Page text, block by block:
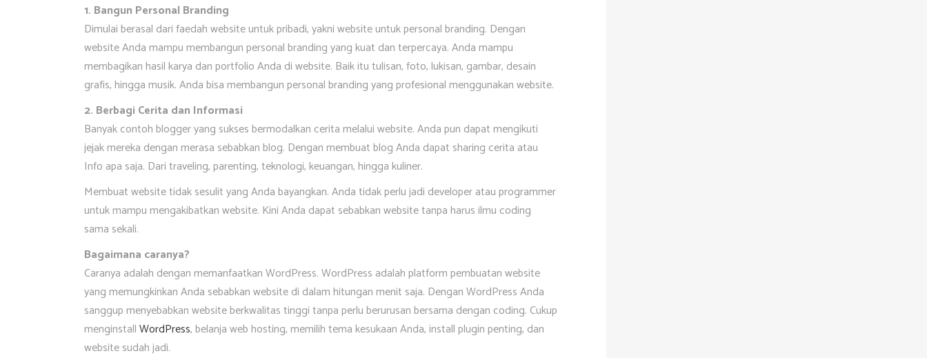
1. Bangun Personal Branding
Dimulai berasal dari faedah website untuk pribadi, yakni website untuk personal branding. Dengan
website Anda mampu membangun personal branding yang kuat dan terpercaya. Anda mampu
membagikan hasil karya dan portfolio Anda di website. Baik itu tulisan, foto, lukisan, gambar, desain
grafis, hingga musik. Anda bisa membangun personal branding yang profesional menggunakan website.
2. Berbagi Cerita dan Informasi
Banyak contoh blogger yang sukses bermodalkan cerita melalui website. Anda pun dapat mengikuti
jejak mereka dengan merasa sebabkan blog. Dengan membuat blog Anda dapat sharing cerita atau
Info apa saja. Dari traveling, parenting, teknologi, keuangan, hingga kuliner.
Membuat website tidak sesulit yang Anda bayangkan. Anda tidak perlu jadi developer atau programmer
untuk mampu mengakibatkan website. Kini Anda dapat sebabkan website tanpa harus ilmu coding
sama sekali.
Bagaimana caranya?
Caranya adalah dengan memanfaatkan WordPress. WordPress adalah platform pembuatan website
yang memungkinkan Anda sebabkan website di dalam hitungan menit saja. Dengan WordPress Anda
sanggup menyebabkan website berkwalitas tinggi tanpa perlu berurusan bersama dengan coding. Cukup
menginstallWordPress, belanja web hosting, memilih tema kesukaan Anda, install plugin penting, dan
website sudah jadi.